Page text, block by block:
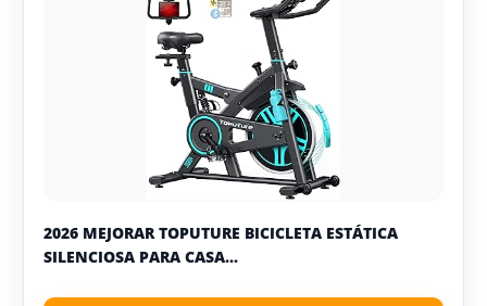
2026 MEJORAR TOPUTURE BICICLETA ESTÁTICA
SILENCIOSA PARA CASA...